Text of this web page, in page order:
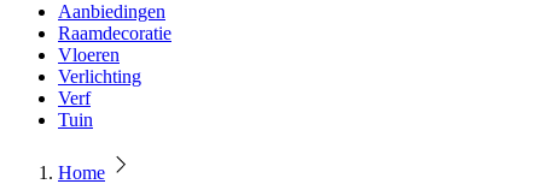
Aanbiedingen
Raamdecoratie
Vloeren
Verlichting
Verf
Tuin
Home